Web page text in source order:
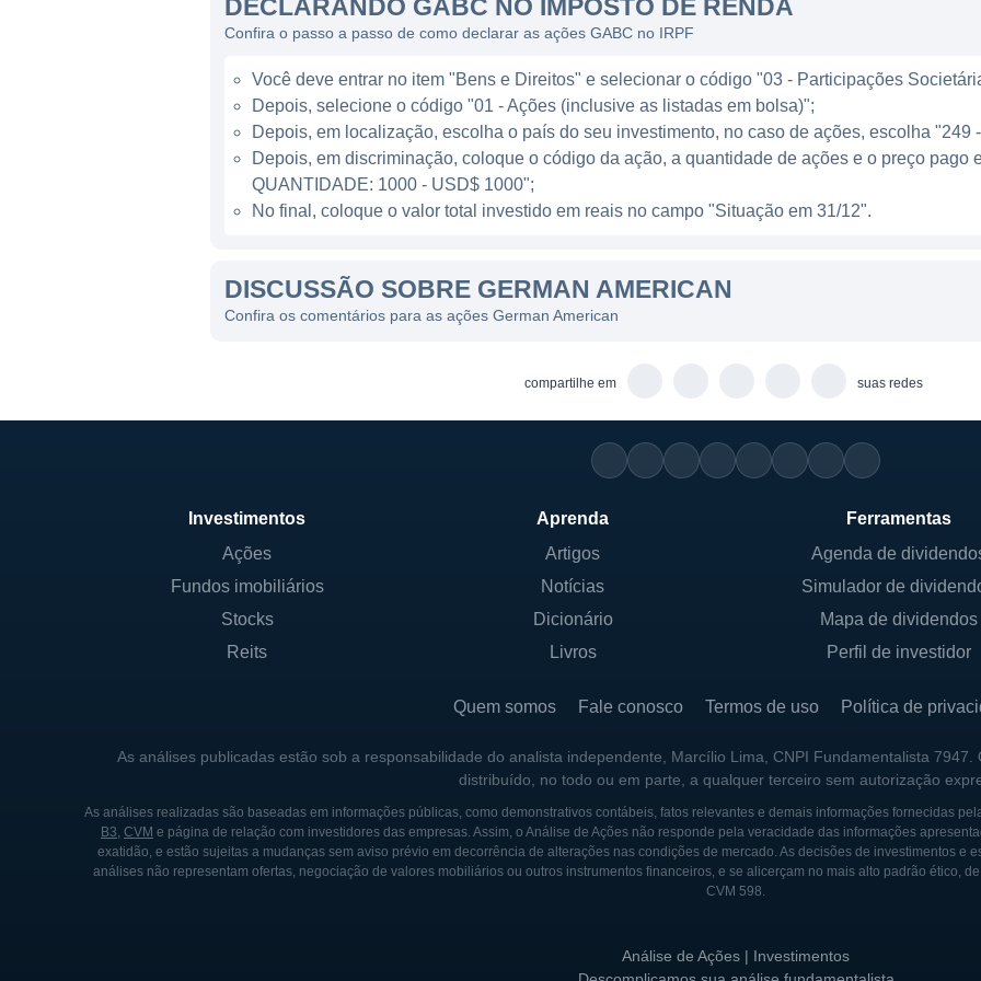
empréstimos a empresas locais e o financiamento de projetos comunitários.
população. Além dos serviços bancários tradicionais, ele também investe em
uma experiência de usuário eficiente e segura, permitindo que os clientes gerenciem
transações de forma prática.
LINHAS DE NEGÓCIO E PRESENÇA REGIONAL
investimento. Os serviços bancários pessoais envolvem a oferta de contas, cartões
poupança. Já no segmento comercial, o banco fornece uma gama de soluções
O banco possui uma atuação concentrada em estados como Indiana e Kentucky,
filiais. Essa presença regional é um trunfo para o German American Bank, pois
das necessidades dos clientes locais e uma maior capacidade de oferecer soluções
CONTROLADORES E PRINCIPAIS SÓCIOS
A estrutura de controle do German American Bank é formada por acionistas que
significativa na instituição, incluindo investidores institucionais e pessoas físicas.
específicas sobre a composição acionária ou a presença do governo, a empresa é
independência e autonomia operacional, com um foco claro na maximização de
Além disso, o banco é governado por um conselho de administração que
combinação de executivos internos e diretores independentes, assegurando
HISTÓRIA DO GERMAN AMERICAN BANK
A história do German American Bank remonta ao começo do século XX, quando foi
comunidades. Desde sua fundação em 1910, o banco tem se esforçado para
DECLARANDO GABC NO IMPOSTO DE RENDA
Confira o passo a passo de como declarar as ações GABC no IRPF
Você deve entrar no item "Bens e Direitos" e selecionar o código "03 - Participações
Depois, selecione o código "01 - Ações (inclusive as listadas em bolsa)";
Depois, em localização, escolha o país do seu investimento, no caso de ações, escolha "249
Depois, em discriminação, coloque o código da ação, a quantidade de ações e o preço pago
QUANTIDADE: 1000 - USD$ 1000";
No final, coloque o valor total investido em reais no campo "Situação em 31/12".
DISCUSSÃO SOBRE GERMAN AMERICAN
Confira os comentários para as ações German American
compartilhe em suas redes
Investimentos
Ações
Fundos imobiliários
Stocks
Reits
Aprenda
Artigos
Notícias
Dicionário
Livros
Ferramentas
Agenda de
Simulador de
Mapa de dividendos
Perfil de investidor
Quem somos Fale conosco Termos de uso Política de
As análises publicadas estão sob a responsabilidade do analista independente, Marcílio Lima, CNPI Fundamentalista
distribuído, no todo ou em parte, a qualquer terceiro sem autorização
As análises realizadas são baseadas em informações públicas, como demonstrativos contábeis, fatos relevantes e demais informações fornecidas
B3, CVM e página de relação com investidores das empresas. Assim, o Análise de Ações não responde pela veracidade das informações
exatidão, e estão sujeitas a mudanças sem aviso prévio em decorrência de alterações nas condições de mercado. As decisões de investimentos e
análises não representam ofertas, negociação de valores mobiliários ou outros instrumentos financeiros, e se alicerçam no mais alto padrão ético,
CVM 598.
Análise de Ações | Investimentos